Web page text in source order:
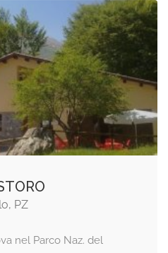
PZ
nel Parco Naz. del